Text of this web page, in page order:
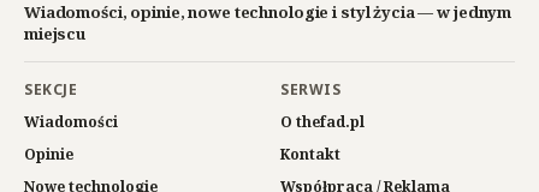
Wiadomości, opinie, nowe technologie i styl życia — w jednym
miejscu
SEKCJE
Wiadomości
Opinie
Nowe technologie
SERWIS
O thefad.pl
Kontakt
Współpraca / Reklama